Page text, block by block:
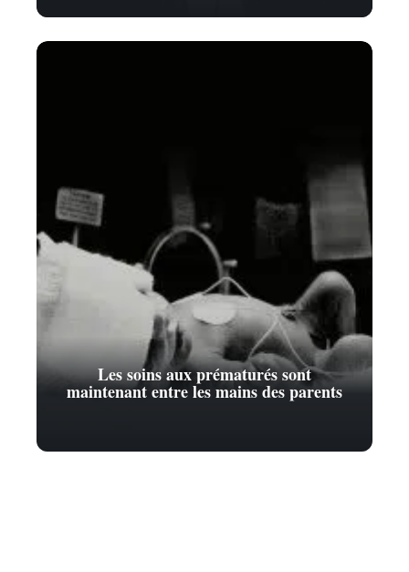
Les soins aux prématurés sont
maintenant entre les mains des parents